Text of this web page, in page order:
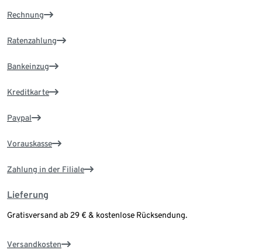
Rechnung
Ratenzahlung
Bankeinzug
Kreditkarte
Paypal
Vorauskasse
Zahlung in der Filiale
Lieferung
Gratisversand ab 29 € & kostenlose Rücksendung.
Versandkosten